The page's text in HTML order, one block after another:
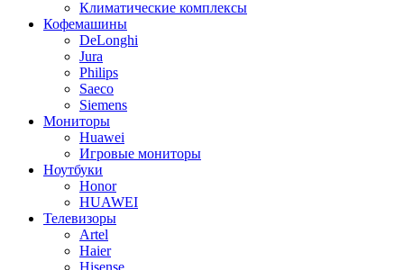
Климатические комплексы
Кофемашины
DeLonghi
Jura
Philips
Saeco
Siemens
Мониторы
Huawei
Игровые мониторы
Ноутбуки
Honor
HUAWEI
Телевизоры
Artel
Haier
Hisense